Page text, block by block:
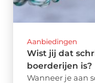
Aanbiedingen
Wist jij dat
boerderijen is?
Wanneer je aan